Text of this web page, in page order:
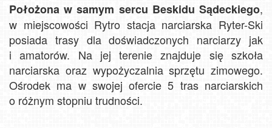
Położona w samym sercu Beskidu Sądeckiego,
w miejscowości Rytro stacja narciarska Ryter-Ski
posiada trasy dla doświadczonych narciarzy jak
i amatorów. Na jej terenie znajduje się szkoła
narciarska oraz wypożyczalnia sprzętu zimowego.
Ośrodek ma w swojej ofercie 5 tras narciarskich
o różnym stopniu trudności.